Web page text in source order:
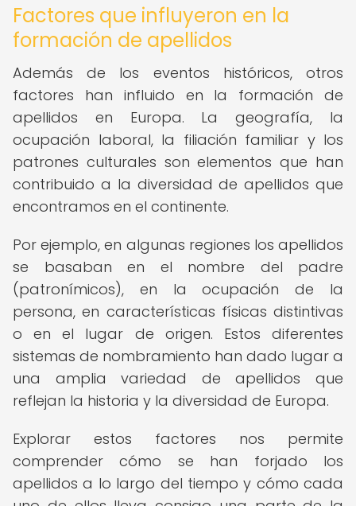
Factores que influyeron en la
formación de apellidos
Además de los eventos históricos, otros
factores han influido en la formación de
apellidos en Europa. La geografía, la
ocupación laboral, la filiación familiar y los
patrones culturales son elementos que han
contribuido a la diversidad de apellidos que
encontramos en el continente.
Por ejemplo, en algunas regiones los apellidos
se basaban en el nombre del padre
(patronímicos), en la ocupación de la
persona, en características físicas distintivas
o en el lugar de origen. Estos diferentes
sistemas de nombramiento han dado lugar a
una amplia variedad de apellidos que
reflejan la historia y la diversidad de Europa.
Explorar estos factores nos permite
comprender cómo se han forjado los
apellidos a lo largo del tiempo y cómo cada